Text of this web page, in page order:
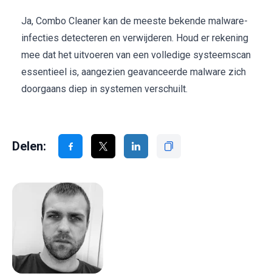
Ja, Combo Cleaner kan de meeste bekende malware-
infecties detecteren en verwijderen. Houd er rekening
mee dat het uitvoeren van een volledige systeemscan
essentieel is, aangezien geavanceerde malware zich
doorgaans diep in systemen verschuilt.
Delen: